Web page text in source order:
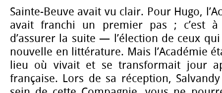
Sainte-Beuve avait vu clair. Pour Hugo,
avait franchi un premier pas ; c’est
d’assurer la suite — l’élection de ceux
nouvelle en littérature. Mais l’Académie
lieu où vivait et se transformait jour
française. Lors de sa réception,